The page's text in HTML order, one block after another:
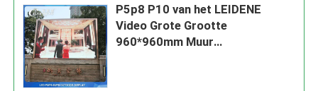
P5p8 P10 van het LEIDENE
Video Grote Grootte
960*960mm Muur